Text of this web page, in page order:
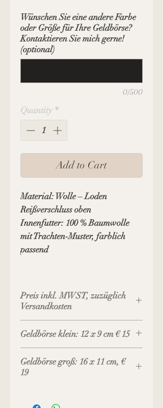
Wünschen Sie eine andere Farbe
oder Größe für Ihre Geldbörse?
Kontaktieren Sie mich gerne!
(optional)
0/500
Quantity *
Add to Cart
Material: Wolle – Loden
Reißverschluss oben
Innenfutter: 100 % Baumwolle
mit Trachten-Muster, farblich
passend
Preis inkl. MWST, zuzüglich
Versandkosten
Geldbörse klein: 12 x 9 cm € 15
Geldbörse groß: 16 x 11 cm, €
19